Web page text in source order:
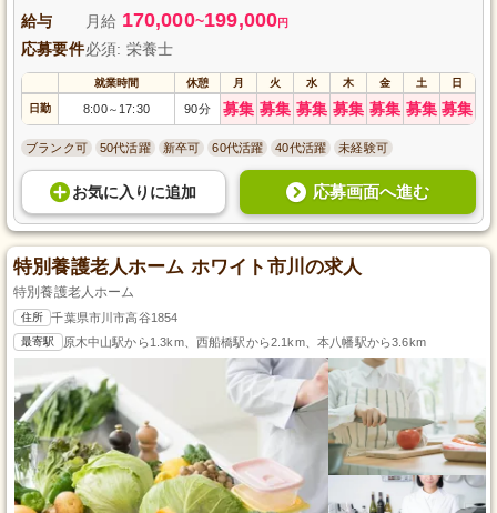
給与 月給 170,000~199,000円
応募要件必須: 栄養士
就業時間 休憩 月 火 水 木 金 土 日
日勤 8:00～ 17:30 90分 募集 募集 募集 募集 募集 募集 募集
ブランク可 50代活躍 新卒可 60代活躍 40代活躍 未経験可
お気に入り に追加 応募画面へ進む
特別養護老人ホーム ホワイト市川の求人
特別養護老人ホーム
住所 千葉県市川市高谷1854
最寄駅 原木中山駅から1.3km、西船橋駅から2.1km、本八幡駅から3.6km